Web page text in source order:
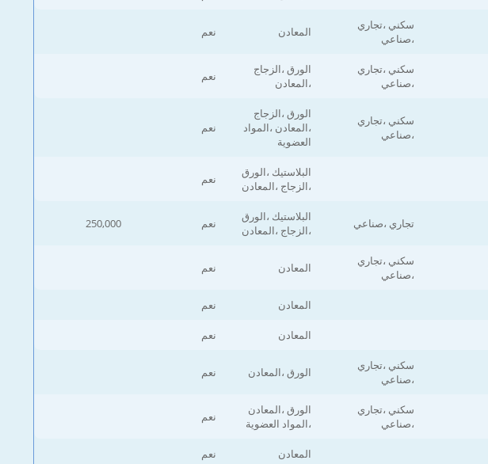
سكني ،تجاري
،صناعي
المعادن نعم
سكني ،تجاري
،صناعي
الورق ،الزجاج
،المعادن
نعم
سكني ،تجاري
،صناعي
الورق ،الزجاج
،المعادن ،المواد
العضوية
نعم
البلاستيك ،الورق
،الزجاج ،المعادن
نعم
تجاري ،صناعي
البلاستيك ،الورق
،الزجاج ،المعادن
نعم 250,000
سكني ،تجاري
،صناعي
المعادن نعم
المعادن نعم
المعادن نعم
سكني ،تجاري
،صناعي
الورق ،المعادن نعم
سكني ،تجاري
،صناعي
الورق ،المعادن
،المواد العضوية
نعم
المعادن نعم